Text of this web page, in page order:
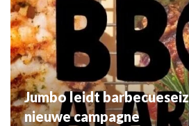
Jumbo leidt
nieuwe campagne